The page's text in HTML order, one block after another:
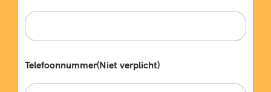
Telefoonnummer(Niet verplicht)